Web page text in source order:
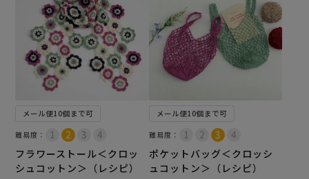
メール便10個まで可
難易度：
フラワーストール＜クロッ
シュコットン＞（レシピ）
メール便10個まで可
難易度：
ポケットバッグ＜クロッシ
ュコットン＞（レシピ）